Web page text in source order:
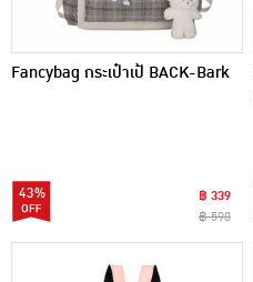
Fancybag กระเป๋าเป้ BACK-Bark
43%
฿ 339
฿ 590